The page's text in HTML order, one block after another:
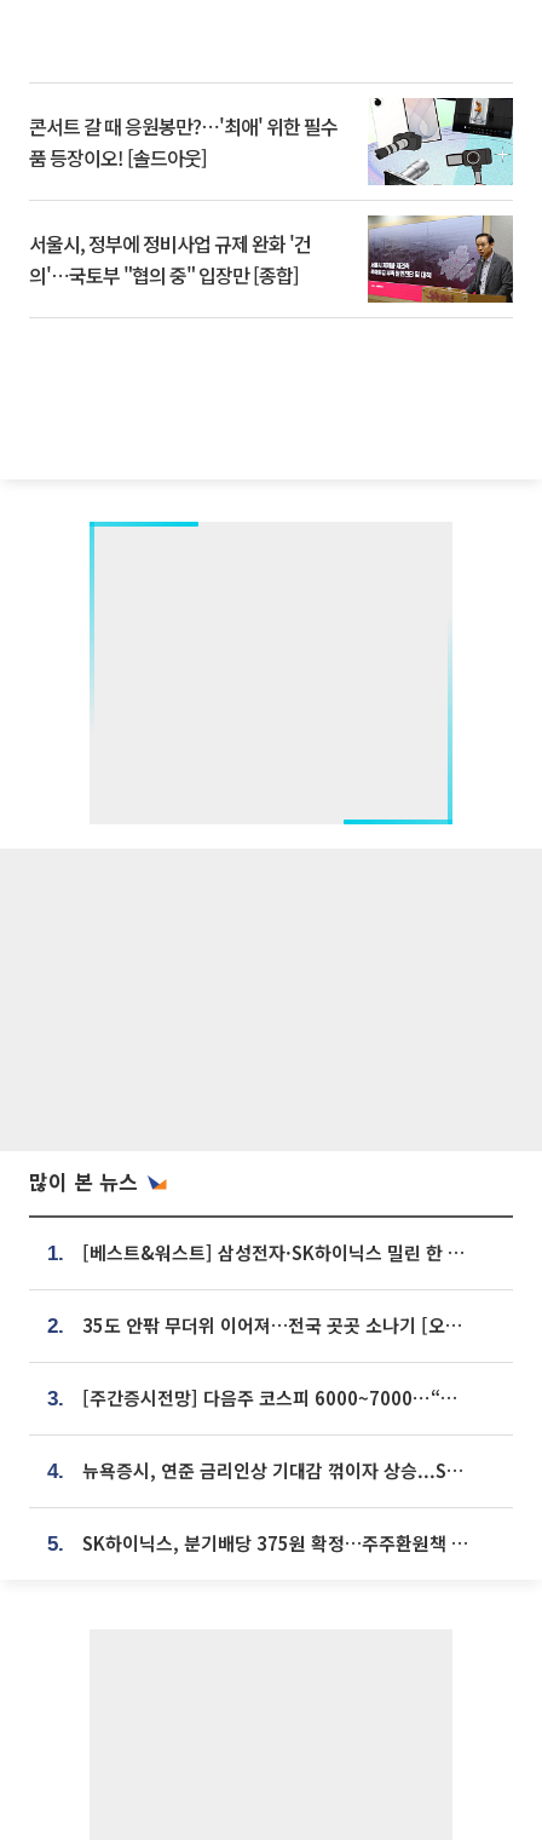
콘서트 갈 때 응원봉만?⋯'최애' 위한 필수
품 등장이오! [솔드아웃]
서울시, 정부에 정비사업 규제 완화 '건
의'⋯국토부 "협의 중" 입장만 [종합]
많이 본 뉴스
1. [베스트&워스트] 삼성전자·SK하이닉스 밀린 한 주…상상인증권은 85% 급등
2. 35도 안팎 무더위 이어져…전국 곳곳 소나기 [오늘 날씨]
3. [주간증시전망] 다음주 코스피 6000~7000⋯“外人 수급은 정책이 변수”
4. 뉴욕증시, 연준 금리인상 기대감 꺾이자 상승...S&P500 사상 최고치 [종합]
5. SK하이닉스, 분기배당 375원 확정…주주환원책 9월로 앞당겨 발표